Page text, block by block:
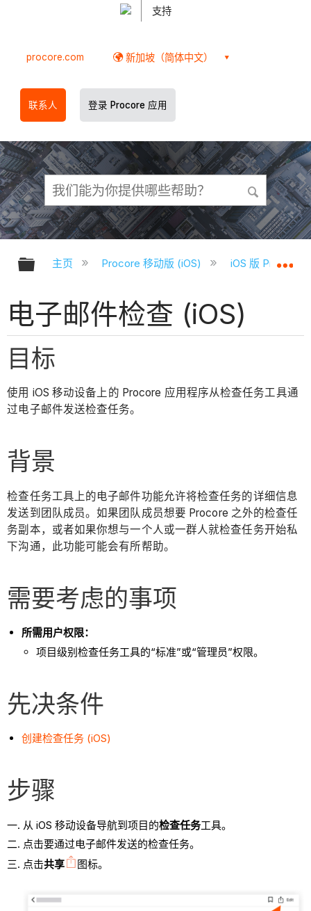
支持
procore.com 新加坡（简体中文）
联系人 登录 Procore 应用
扩展/隐缩全局层次
主页 Procore 移动版 (iOS) iOS 版 Procore
电子邮件检查 (iOS)
目标
使用 iOS 移动设备上的 Procore 应用程序从检查任务工具通
过电子邮件发送检查任务。
背景
检查任务工具上的电子邮件功能允许将检查任务的详细信息
发送到团队成员。如果团队成员想要 Procore 之外的检查任
务副本，或者如果你想与一个人或一群人就检查任务开始私
下沟通，此功能可能会有所帮助。
需要考虑的事项
所需用户权限：
项目级别检查任务工具的“标准”或“管理员”权限。
先决条件
创建检查任务 (iOS)
步骤
从 iOS 移动设备导航到项目的检查任务工具。
点击要通过电子邮件发送的检查任务。
点击共享 图标。